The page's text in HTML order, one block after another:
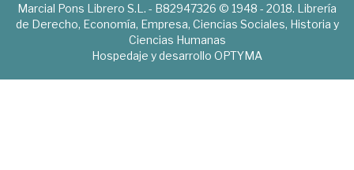
Marcial Pons Librero S.L. - B82947326 © 1948 - 2018. Librería
de Derecho, Economía, Empresa, Ciencias Sociales, Historia y
Ciencias Humanas
Hospedaje y desarrollo OPTYMA